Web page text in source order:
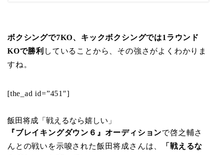
ボクシングで7KO、キックボクシングでは1ラウンド
KOで勝利 していることから、その強さがよくわかりま
すね。
[the_ad id=”451″]
飯田将成「戦えるなら嬉しい」
『ブレイキングダウン６』オーディションで啓之輔さ
んとの戦いを示唆された飯田将成さんは、
「戦えるな